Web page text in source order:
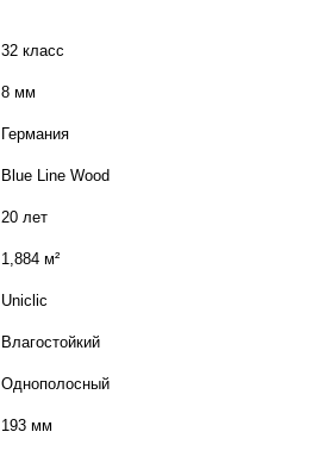
32 класс
8 мм
Германия
Blue Line Wood
20 лет
1,884 м²
Uniclic
Влагостойкий
Однополосный
193 мм